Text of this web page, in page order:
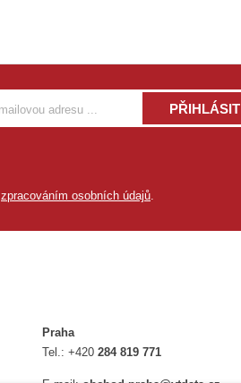
PŘIHLÁSIT
zpracováním osobních údajů.
Praha
Tel.:+420284 819 771